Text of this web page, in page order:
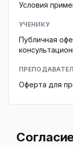
Условия
УЧЕНИКУ
Публичная
Оферта для